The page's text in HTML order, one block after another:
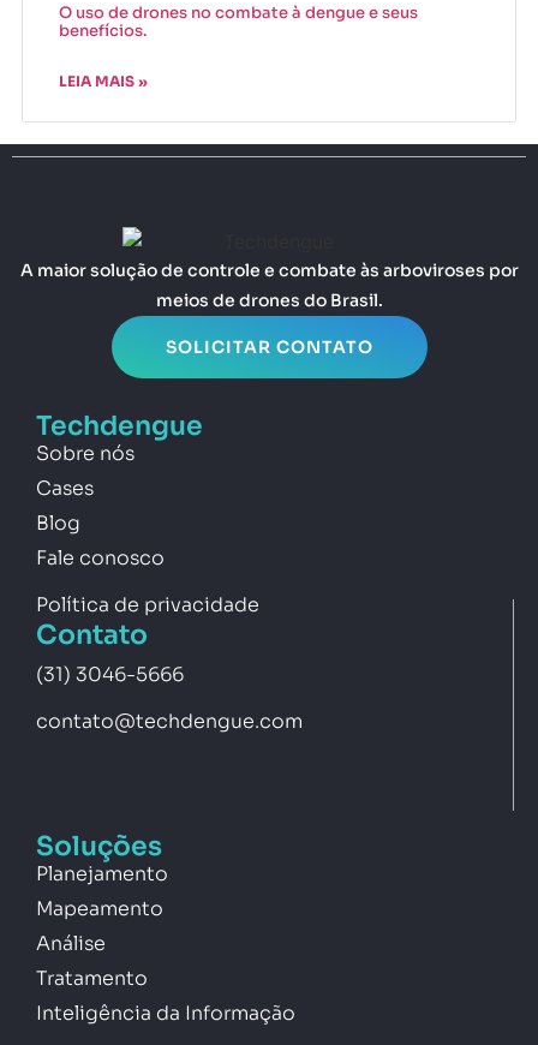
O uso de drones no combate à dengue e seus
benefícios.
LEIA MAIS »
A maior solução de controle e combate às arboviroses por
meios de drones do Brasil.
SOLICITAR CONTATO
Techdengue
Sobre nós
Cases
Blog
Fale conosco
Política de privacidade
Contato
(31) 3046-5666
contato@techdengue.com
Soluções
Planejamento
Mapeamento
Análise
Tratamento
Inteligência da Informação